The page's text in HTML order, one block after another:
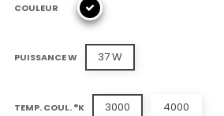
COULEUR
PUISSANCE W 37 W
TEMP. COUL. °K 3000 4000